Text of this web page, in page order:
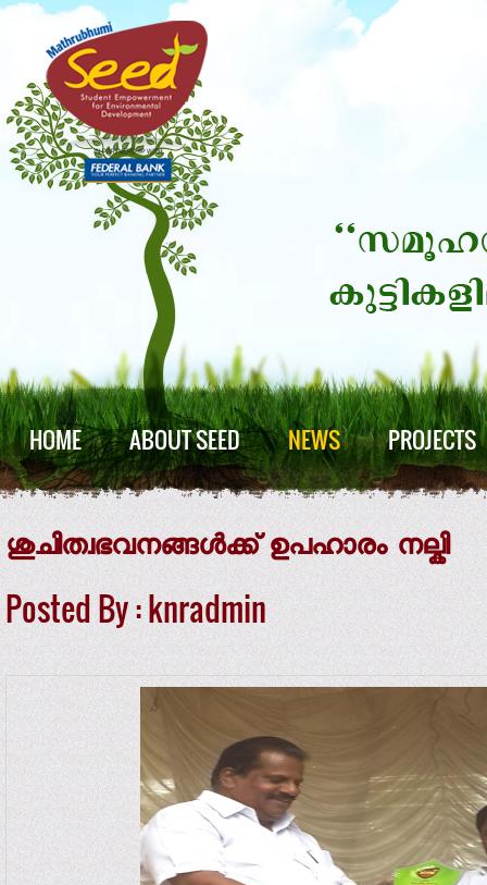
HOME ABOUT SEED NEWS PROJECTS
ശുചിത്വഭവനങ്ങള്‍ക്ക് ഉപഹാരം നല്കി
Posted By : knradmin